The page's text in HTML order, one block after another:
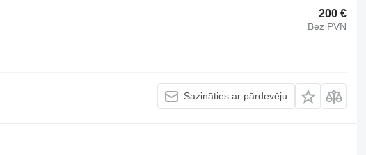
200 €
Bez PVN
Sazināties ar pārdevēju